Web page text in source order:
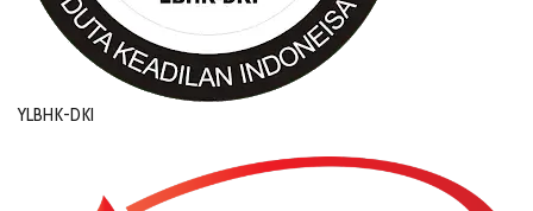
YLBHK-DKI